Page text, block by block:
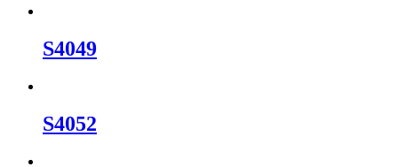
S4049
S4052